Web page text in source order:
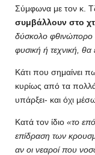
Σύμφωνα με τον κ.
συμβάλλουν στο
δύσκολο φθινώπορο
φυσική ή τεχνική, θα
Κάτι που σημαίνει
κυρίως από τα
υπάρξει- και όχι
Κατά τον ίδιο «το
επίδραση των
αν οι νεαροί που